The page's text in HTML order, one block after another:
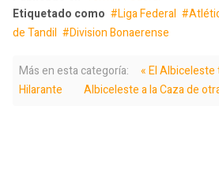
Etiquetado como
Liga Federal
de Tandil
Division Bonaerense
Más en esta categoría:
« El
Hilarante
Albiceleste a la Caza de